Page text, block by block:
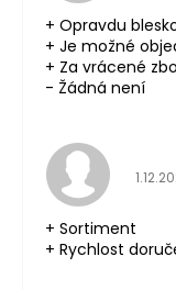
+ Opravdu
+ Je možné
+ Za vrácené
- Žádná není
+ Sortiment
+ Rychlost